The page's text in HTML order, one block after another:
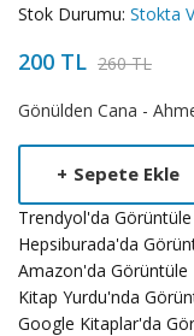
Stok Durumu: Stokta
200 TL 260 TL
Product
Summery
Gönülden Cana -
+ Sepete Ekle
Trendyol'da Görüntüle
Hepsiburada'da
Amazon'da Görüntüle
Kitap Yurdu'nda
Google Kitaplar'da